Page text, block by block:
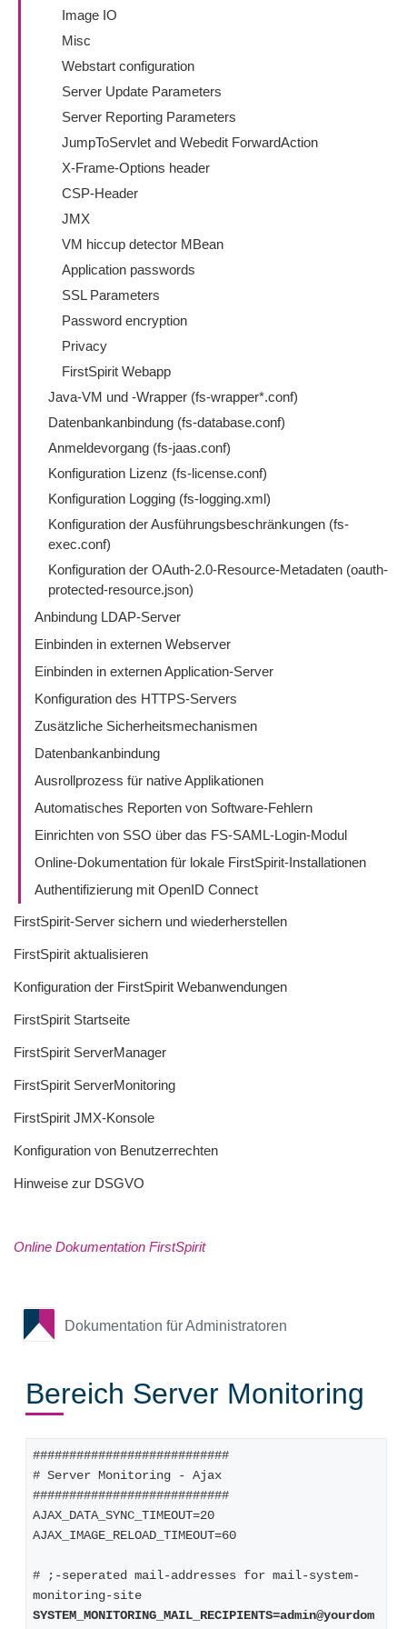
Image IO
Misc
Webstart configuration
Server Update Parameters
Server Reporting Parameters
JumpToServlet and Webedit ForwardAction
X-Frame-Options header
CSP-Header
JMX
VM hiccup detector MBean
Application passwords
SSL Parameters
Password encryption
Privacy
FirstSpirit Webapp
Java-VM und -Wrapper (fs-wrapper*.conf)
Datenbankanbindung (fs-database.conf)
Anmeldevorgang (fs-jaas.conf)
Konfiguration Lizenz (fs-license.conf)
Konfiguration Logging (fs-logging.xml)
Konfiguration der Ausführungsbeschränkungen (fs-
exec.conf)
Konfiguration der OAuth-2.0-Resource-Metadaten (oauth-
protected-resource.json)
Anbindung LDAP-Server
Einbinden in externen Webserver
Einbinden in externen Application-Server
Konfiguration des HTTPS-Servers
Zusätzliche Sicherheitsmechanismen
Datenbankanbindung
Ausrollprozess für native Applikationen
Automatisches Reporten von Software-Fehlern
Einrichten von SSO über das FS-SAML-Login-Modul
Online-Dokumentation für lokale FirstSpirit-Installationen
Authentifizierung mit OpenID Connect
FirstSpirit-Server sichern und wiederherstellen
FirstSpirit aktualisieren
Konfiguration der FirstSpirit Webanwendungen
FirstSpirit Startseite
FirstSpirit ServerManager
FirstSpirit ServerMonitoring
FirstSpirit JMX-Konsole
Konfiguration von Benutzerrechten
Hinweise zur DSGVO
Online Dokumentation FirstSpirit
Dokumentation für Administratoren
Bereich Server Monitoring
###########################
# Server Monitoring - Ajax
###########################
AJAX_DATA_SYNC_TIMEOUT=20
AJAX_IMAGE_RELOAD_TIMEOUT=60
# ;-seperated mail-addresses for mail-system-
monitoring-site
SYSTEM_MONITORING_MAIL_RECIPIENTS=admin@yourdom